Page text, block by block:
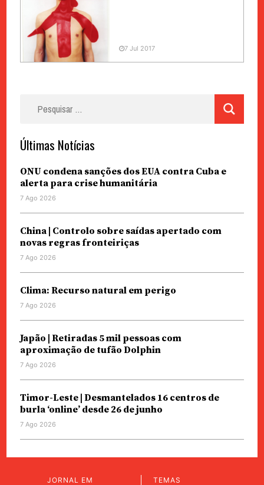
7 Jul 2017
Últimas Notícias
ONU condena sanções dos EUA contra Cuba e
alerta para crise humanitária
7 Ago 2026
China | Controlo sobre saídas apertado com
novas regras fronteiriças
7 Ago 2026
Clima: Recurso natural em perigo
7 Ago 2026
Japão | Retiradas 5 mil pessoas com
aproximação de tufão Dolphin
7 Ago 2026
Timor-Leste | Desmantelados 16 centros de
burla ‘online’ desde 26 de junho
7 Ago 2026
JORNAL EM
TEMAS